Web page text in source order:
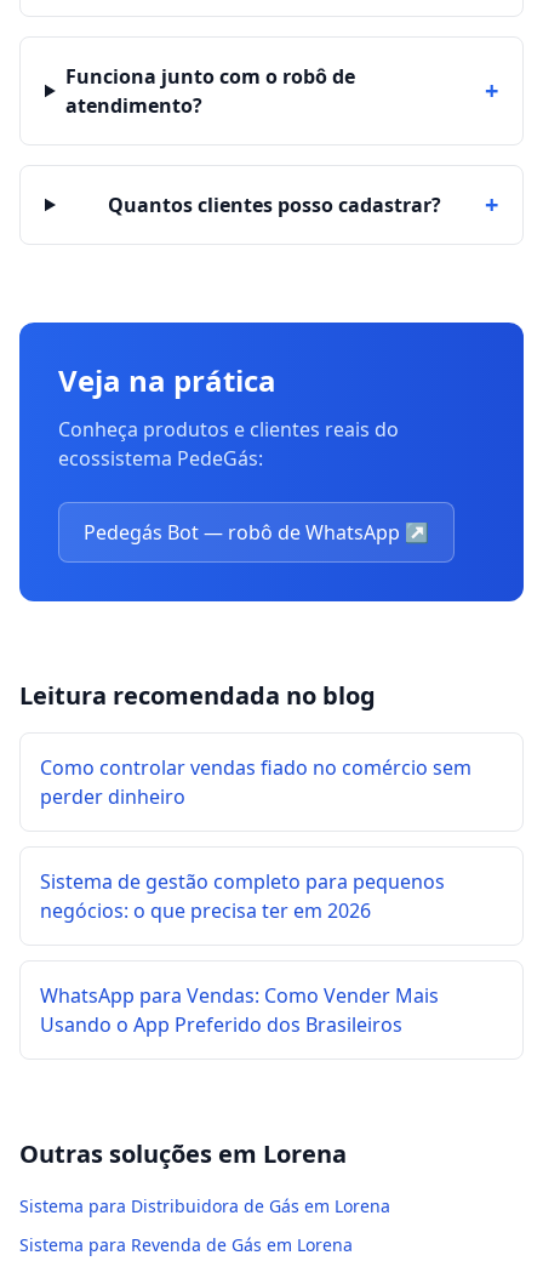
Funciona junto com o robô de
atendimento?
+
Quantos clientes posso cadastrar? +
Veja na prática
Conheça produtos e clientes reais do
ecossistema PedeGás:
Pedegás Bot — robô de WhatsApp ↗
Leitura recomendada no blog
Como controlar vendas fiado no comércio sem
perder dinheiro
Sistema de gestão completo para pequenos
negócios: o que precisa ter em 2026
WhatsApp para Vendas: Como Vender Mais
Usando o App Preferido dos Brasileiros
Outras soluções em Lorena
Sistema para Distribuidora de Gás em Lorena
Sistema para Revenda de Gás em Lorena